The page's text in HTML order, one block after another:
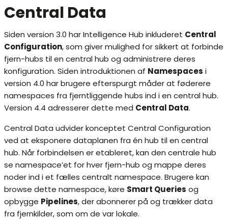
Central Data
Siden version 3.0 har Intelligence Hub inkluderet Central
Configuration, som giver mulighed for sikkert at forbinde
fjern-hubs til en central hub og administrere deres
konfiguration. Siden introduktionen af Namespaces i
version 4.0 har brugere efterspurgt måder at føderere
namespaces fra fjerntliggende hubs ind i en central hub.
Version 4.4 adresserer dette med Central Data.
Central Data udvider konceptet Central Configuration
ved at eksponere dataplanen fra én hub til en central
hub. Når forbindelsen er etableret, kan den centrale hub
se namespace’et for hver fjern-hub og mappe deres
noder ind i et fælles centralt namespace. Brugere kan
browse dette namespace, køre Smart Queries og
opbygge Pipelines, der abonnerer på og trækker data
fra fjernkilder, som om de var lokale.